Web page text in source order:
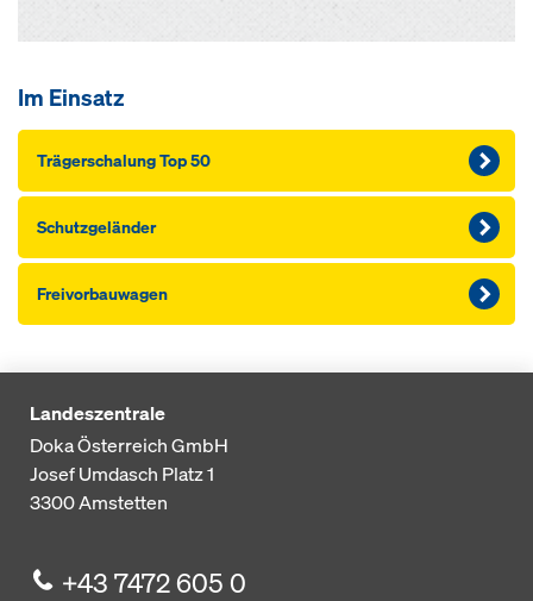
Im Einsatz
Träger­schalung Top 50
Schutzgeländer
Freivorbauwagen
Landeszentrale
Doka Österreich GmbH
Josef Umdasch Platz 1
3300Amstetten
+43 7472 605 0